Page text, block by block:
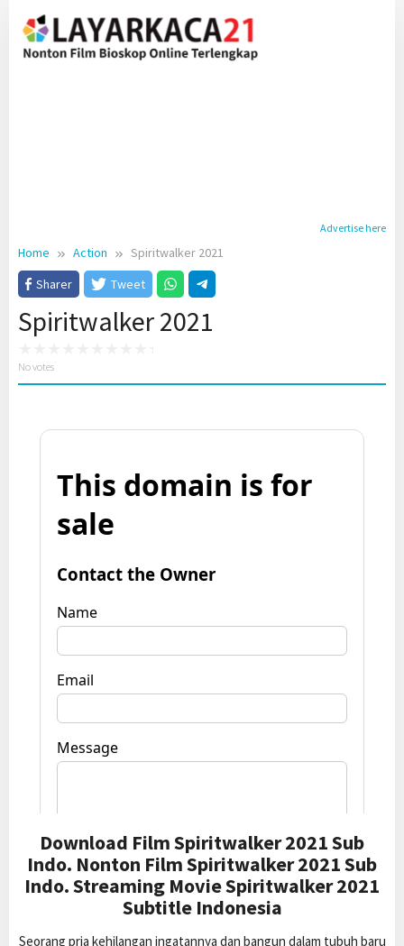
content
Advertise here
Home Action
Spiritwalker 2021
Sharer
Tweet
Spiritwalker 2021
No votes
Download Film Spiritwalker 2021 Sub
Indo. Nonton Film Spiritwalker 2021 Sub
Indo. Streaming Movie Spiritwalker 2021
Subtitle Indonesia
Seorang pria kehilangan ingatannya dan bangun dalam tubuh baru